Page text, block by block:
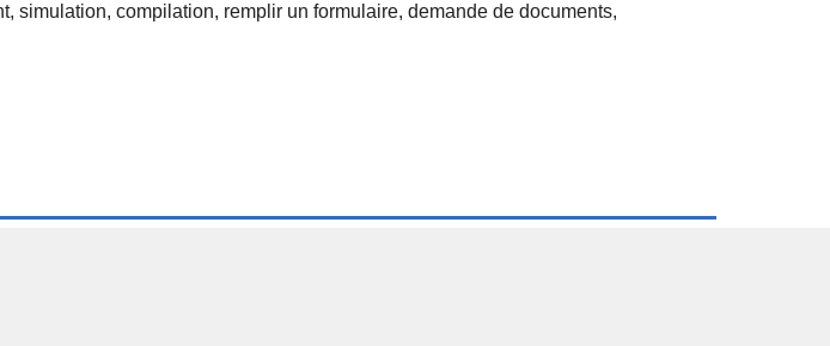
simulation, compilation, remplir un formulaire, demande de documents,